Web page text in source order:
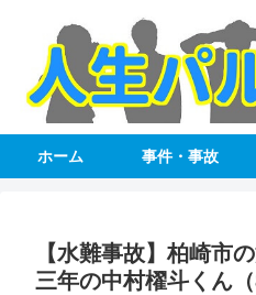
ホーム 事件・事故
【水難事故】柏崎市
三年の中村櫂斗くん